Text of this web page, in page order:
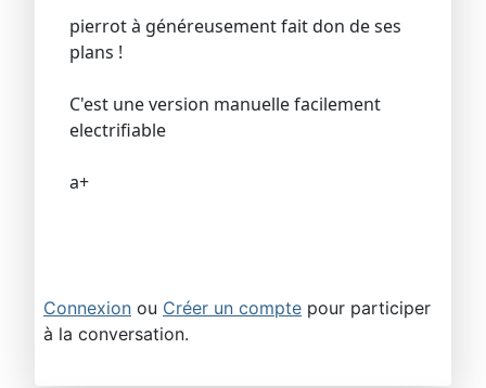
pierrot à généreusement fait don de ses
plans !
C'est une version manuelle facilement
electrifiable
a+
Connexion ou Créer un compte pour participer
à la conversation.